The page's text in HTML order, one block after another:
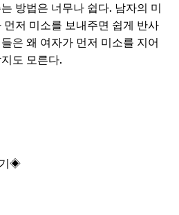
방법은 너무나 쉽다. 남자의 미
저 미소를 보내주면 쉽게 반사
은 왜 여자가 먼저 미소를 지어
도 모른다.
◈